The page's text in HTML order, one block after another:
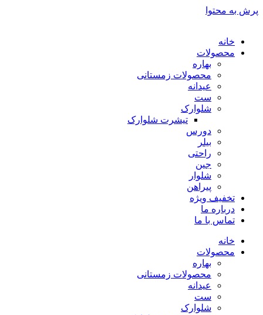
پرش به محتوا
خانه
محصولات
بهاره
محصولات زمستانی
عیدانه
ست
شلوارک
تیشرت شلوارک
دورس
بیلر
راحتی
جین
شلوار
پیراهن
تخفیف ویژه
درباره ما
تماس با ما
خانه
محصولات
بهاره
محصولات زمستانی
عیدانه
ست
شلوارک